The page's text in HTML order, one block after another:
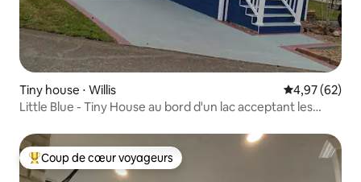
Tiny house ⋅ Willis Évaluation
4,97 (62)
Little Blue - Tiny House au bord d'un lac acceptant les
Coups de cœur voyageurs les plus appréciés
Coup de cœur voyageurs